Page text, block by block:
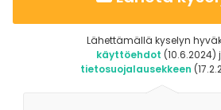
Lähettämällä kyselyn
käyttöehdot (10.6.2024)
tietosuojalausekkeen